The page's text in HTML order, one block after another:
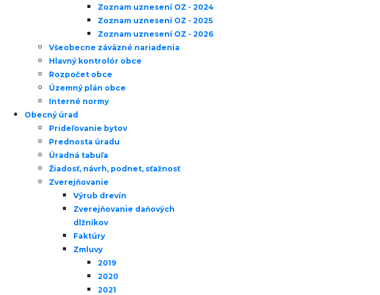
Zoznam uznesení OZ - 2024
Zoznam uznesení OZ - 2025
Zoznam uznesení OZ - 2026
Všeobecne záväzné nariadenia
Hlavný kontrolór obce
Rozpočet obce
Územný plán obce
Interné normy
Obecný úrad
Prideľovanie bytov
Prednosta úradu
Úradná tabuľa
Žiadosť, návrh, podnet, sťažnosť
Zverejňovanie
Výrub drevín
Zverejňovanie daňových
dlžníkov
Faktúry
Zmluvy
2019
2020
2021